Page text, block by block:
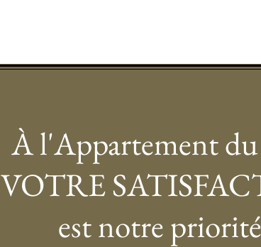
À l'Appartement
VOTRE
est notre